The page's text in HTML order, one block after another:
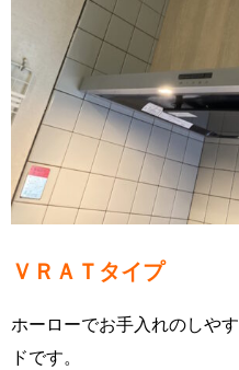
ＶＲＡＴタイプ
ホーローでお手入れのしや
ドです。